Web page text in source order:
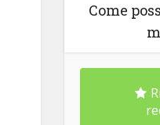
Come